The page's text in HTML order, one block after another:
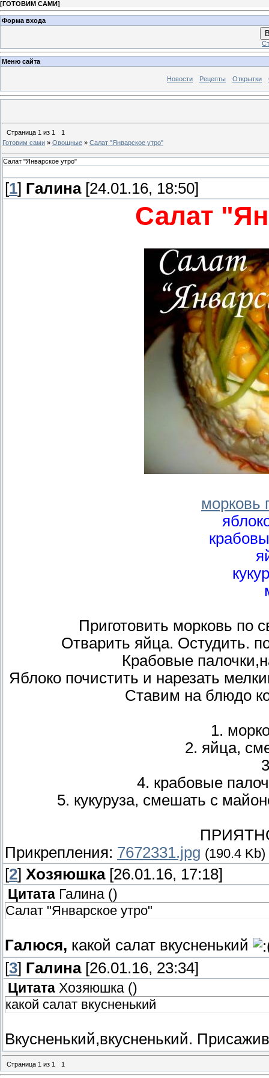
[ГОТОВИМ САМИ]
Форма входа
Меню сайта
Новости Рецепты Открытки
Страница 1 из 1
1
Готовим сами » Овощные » Салат "Январское утро"
Салат "Январское утро"
[1] Галина[24.01.16, 18:50]
Салат
морковь
Приготовить морковь по
Отварить яйца. Остудить.
Крабовые
Яблоко почистить и нарезать
Ставим на блюдо
1.
2. яйца,
4. крабовые
5. кукуруза, смешать с
Прикрепления: 7672331.jpg (190.4 Kb)
[2] Хозяюшка[26.01.16, 17:18]
Цитата Галина ()
Салат "Январское утро"
Галюся, какой салат вкусненький
[3] Галина[26.01.16, 23:34]
Цитата Хозяюшка ()
какой салат вкусненький
Вкусненький,вкусненький.
Страница 1 из 1 1